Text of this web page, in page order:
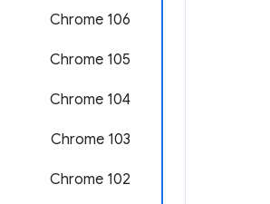
Chrome 106
Chrome 105
‫Chrome 104
Chrome 103
Chrome 102